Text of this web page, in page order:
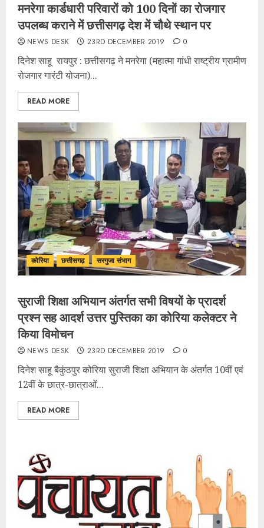
मनरेगा कार्डधारी परिवारों को 100 दिनों का रोजगार
उपलब्ध कराने में छत्तीसगढ़ देश में चौथे स्थान पर
NEWS DESK 23RD DECEMBER 2019 0
दिनेश साहू रायपुर : छत्तीसगढ़ ने मनरेगा (महात्मा गांधी राष्ट्रीय ग्रामीण
रोजगार गारंटी योजना)...
READ MORE
कोरिया छत्तीसगढ़ सरगुजा संभाग
सुराजी शिक्षा अभियान अंतर्गत सभी विषयों के प्रादर्श
प्रश्न सह आदर्श उत्तर पुस्तिका का कोरिया कलेक्टर ने
किया विमोचन
NEWS DESK 23RD DECEMBER 2019 0
दिनेश साहू बैकुंठपुर कोरिया सुराजी शिक्षा अभियान के अंतर्गत 10वीं एवं
12वीं के छात्र-छात्राओं...
READ MORE